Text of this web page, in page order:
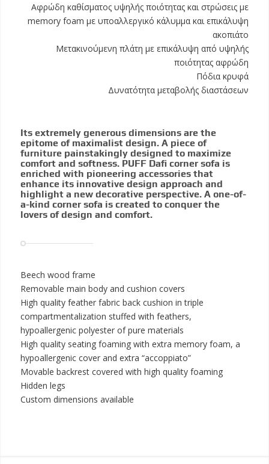
Αφρώδη καθίσματος υψηλής ποιότητας και στρώσεις με
memory foam με υποαλλεργικό κάλυμμα και επικάλυψη
ακοπιάτο
Μετακινούμενη πλάτη με επικάλυψη από υψηλής
ποιότητας αφρώδη
Πόδια κρυφά
Δυνατότητα μεταβολής διαστάσεων
Its extremely generous dimensions are the
epitome of maximalist design. A piece of
furniture painstakingly designed to maximize
comfort and softness. PUFF Dafi corner sofa is
enriched with pioneering accessories that
enhance its innovative design approach and
highlight a new decorative perspective. A one-of-
a-kind corner sofa is created to conquer the
lovers of design and comfort.
Beech wood frame
Removable main body and cushion covers
High quality feather fabric back cushion in triple
compartmentalization stuffed with feathers,
hypoallergenic polyester of pure materials
High quality seating foaming with extra memory foam, a
hypoallergenic cover and extra “accoppiato”
Movable backrest covered with high quality foaming
Hidden legs
Custom dimensions available